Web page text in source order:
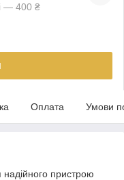
— 400 ₴
Оплата Умови
пристрою